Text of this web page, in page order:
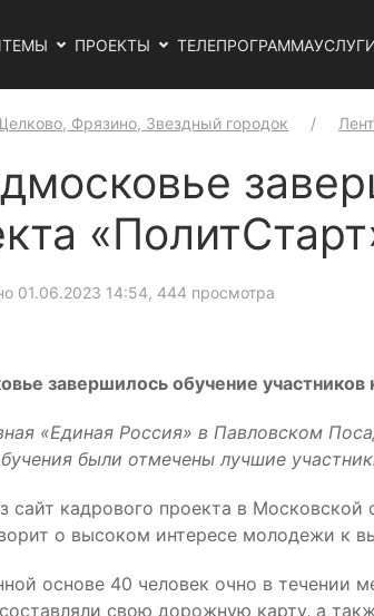
ТЕМЫ ПРОЕКТЫ ТЕЛЕПРОГРАММА
Фрязино, Звездный городок
01.06.2023 14:54, 444 просмотра
завершилось обучение
«Единая Россия» в Павловском
были отмечены лучшие
сайт кадрового проекта в
о высоком интересе молодежи к
основе 40 человек очно в течении
свою дорожную карту, а